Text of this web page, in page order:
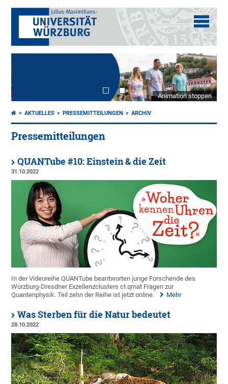
Animation stoppen
AKTUELLES PRESSEMITTEILUNGEN ARCHIV
Pressemitteilungen
QUANTube #10: Einstein & die Zeit
31.10.2022
In der Videoreihe QUANTube beantworten junge Forschende des
Würzburg-Dresdner Exzellenzclusters ct.qmat Fragen zur
Quantenphysik. Teil zehn der Reihe ist jetzt online.
Mehr
Was Sterben für die Natur bedeutet
28.10.2022